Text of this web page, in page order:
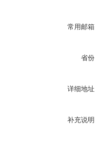
常用邮箱
省份
详细地址
补充说明